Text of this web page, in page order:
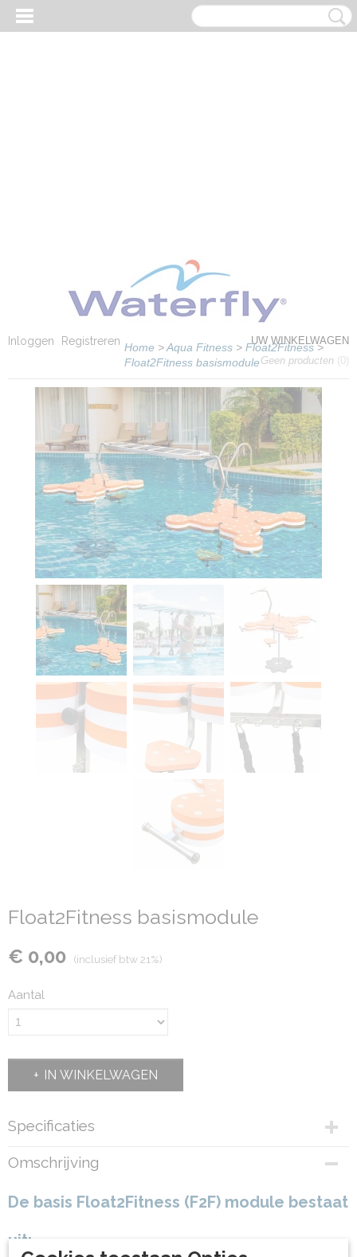
Inloggen Registreren
UW WINKELWAGEN
Geen producten (0)
Home >Aqua Fitness > Float2Fitness>
Float2Fitness basismodule
Float2Fitness basismodule
€ 0,00 (inclusief btw 21%)
Aantal
IN WINKELWAGEN
Specificaties
Productcode
29998
Omschrijving
De basis Float2Fitness (F2F) module bestaat
uit: